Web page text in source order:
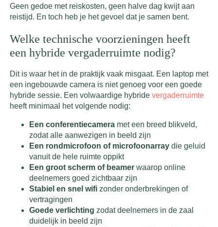
Geen gedoe met reiskosten, geen halve dag kwijt aan
reistijd. En toch heb je het gevoel dat je samen bent.
Welke technische voorzieningen heeft
een hybride vergaderruimte nodig?
Dit is waar het in de praktijk vaak misgaat. Een laptop met
een ingebouwde camera is niet genoeg voor een goede
hybride sessie. Een volwaardige hybride vergaderruimte
heeft minimaal het volgende nodig:
Een conferentiecamera met een breed blikveld,
zodat alle aanwezigen in beeld zijn
Een rondmicrofoon of microfoonarray die geluid
vanuit de hele ruimte oppikt
Een groot scherm of beamer waarop online
deelnemers goed zichtbaar zijn
Stabiel en snel wifi zonder onderbrekingen of
vertragingen
Goede verlichting zodat deelnemers in de zaal
duidelijk in beeld zijn